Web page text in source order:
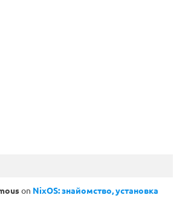
on NixOS: знайомство, установка